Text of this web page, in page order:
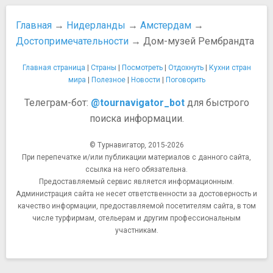
Ресторан Ночной Дозор
Памятники, скульптуры, статуи
Парки и природные достопримечательности
Ботанический сад
Река Амстел
Площади, улицы, фонтаны, районы
Квартал Йордан
Квартал красных фонарей
Площадь Дам
Площадь Лейдсеплейн
покупках
Лучшее время для шопинга - днем.
Что привезти из Амстердама
Еда и напитки
Как недорого поесть в Амстердаме
Прокат велосипедов в Амстердаме
Схема Аэропорта Скипхол
Схема транспортной системы
Безопасность
Если вы потеряли паспорт или вещи
Прочее
Как курить «траву» в Амстердаме
Главная → Нидерланды → Амстердам →
Достопримечательности → Дом-музей Рембрандта
Главная страница | Страны | Посмотреть| Отдохнуть| Кухни стран
мира | Полезное| Новости | Поговорить
Телеграм-бот: @tournavigator_botдля быстрого
поиска информации.
© Турнавигатор, 2015-2026
При перепечатке и/или публикации материалов с данного сайта,
ссылка на него обязательна.
Предоставляемый сервис является информационным.
Администрация сайта не несет ответственности за достоверность и
качество информации, предоставляемой посетителям сайта, в том
числе турфирмам, отельерам и другим профессиональным
участникам.